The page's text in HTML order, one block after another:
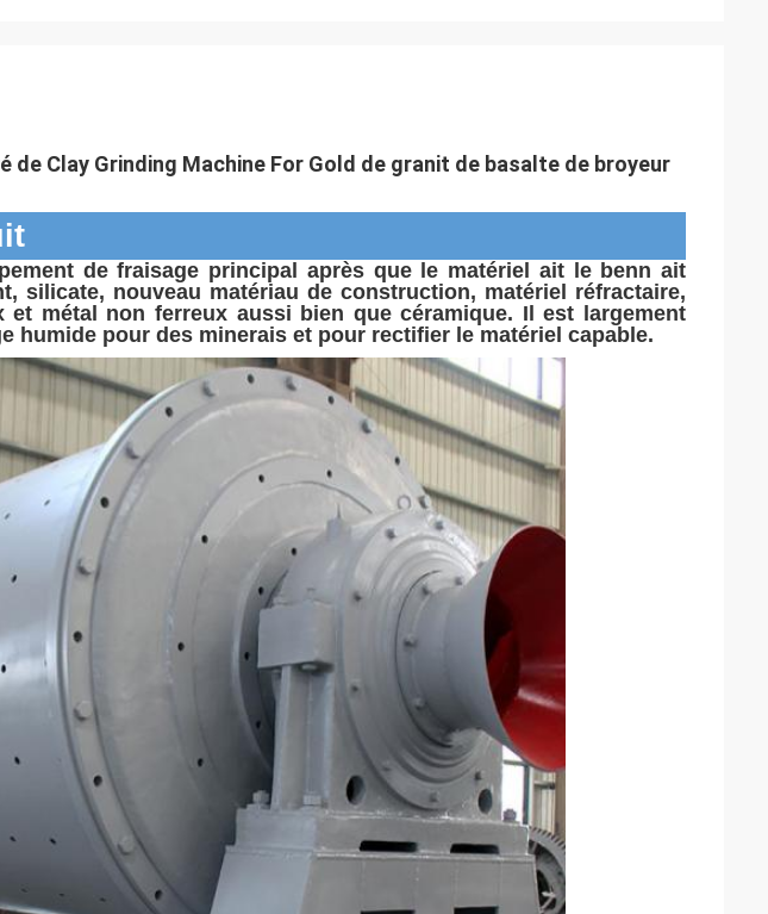
Clay Grinding Machine For Gold de granit de basalte de broyeur
de fraisage principal après que le matériel ait le benn ait
silicate, nouveau matériau de construction, matériel réfractaire,
et métal non ferreux aussi bien que céramique. Il est largement
humide pour des minerais et pour rectifier le matériel capable.